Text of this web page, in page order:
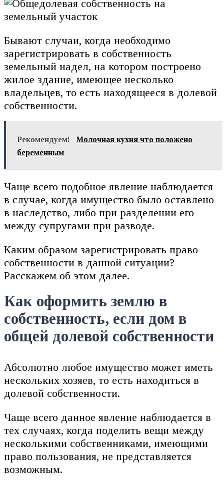
Бывают случаи, когда необходимо
зарегистрировать в собственность
земельный надел, на котором построено
жилое здание, имеющее несколько
владельцев, то есть находящееся в долевой
собственности.
Рекомендуем!
Молочная кухня что положено
беременным
Чаще всего подобное явление наблюдается
в случае, когда имущество было оставлено
в наследство, либо при разделении его
между супругами при разводе.
Каким образом зарегистрировать право
собственности в данной ситуации?
Расскажем об этом далее.
Как оформить землю в
собственность, если дом в
общей долевой собственности
Абсолютно любое имущество может иметь
нескольких хозяев, то есть находиться в
долевой собственности.
Чаще всего данное явление наблюдается в
тех случаях, когда поделить вещи между
несколькими собственниками, имеющими
право пользования, не представляется
возможным.